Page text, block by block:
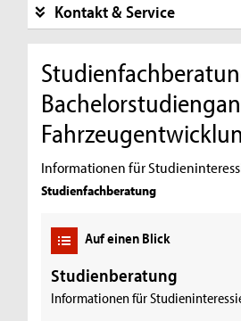
Kontakt & Service
Informationen für
Studienfachberatung
Auf einen Blick
Studienberatung
Informationen für